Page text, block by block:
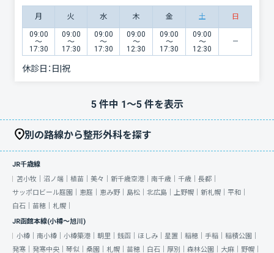
月 火 水 木 金 土 日
09:00
〜
17:30
09:00
〜
17:30
09:00
〜
17:30
09:00
〜
12:30
09:00
〜
17:30
09:00
〜
12:30
休診日： 日|祝
5件中 1〜5件を表示
別の路線から整形外科を探す
JR千歳線
苫小牧｜ 沼ノ端｜ 植苗｜ 美々｜ 新千歳空港｜ 南千歳｜ 千歳｜ 長都｜
サッポロビール庭園｜ 恵庭｜ 恵み野｜ 島松｜ 北広島｜ 上野幌｜ 新札幌｜ 平和｜
白石｜ 苗穂｜ 札幌｜
JR函館本線(小樽～旭川)
小樽｜ 南小樽｜ 小樽築港｜ 朝里｜ 銭函｜ ほしみ｜ 星置｜ 稲穂｜ 手稲｜ 稲積公園｜
発寒｜ 発寒中央｜ 琴似｜ 桑園｜ 札幌｜ 苗穂｜ 白石｜ 厚別｜ 森林公園｜ 大麻｜ 野幌｜